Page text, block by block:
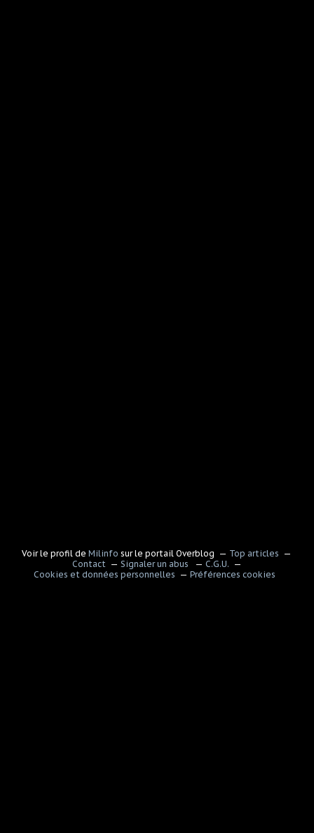
Voir le profil deMilinfo sur le portail Overblog
Top articles
Contact
Signaler un abus
C.G.U.
Cookies et données personnelles
Préférences cookies